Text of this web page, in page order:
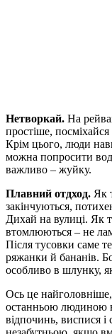
Нетворкай. На
простіше,
Крім цього, люди
можна попросити
важливо – жуйку.
Плавний отдход. Як
закінчуються,
Дихай на вулиці. Як
втомлюються – не
Після тусовки саме
ряжанки й бананів.
особливо в шлунку,
Ось це
останньою людиною
відпочинь, виспися і